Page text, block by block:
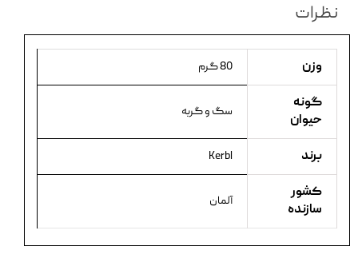
نظرات
وزن 80 گرم
گونه
حیوان
سگ و گربه
برند Kerbl
کشور
سازنده
آلمان